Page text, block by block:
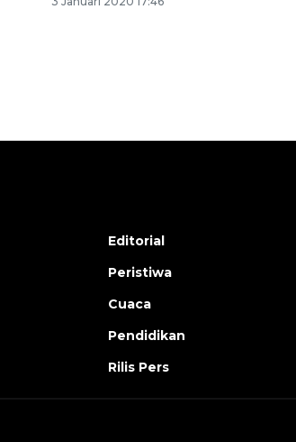
Editorial
Peristiwa
Cuaca
Pendidikan
Rilis Pers